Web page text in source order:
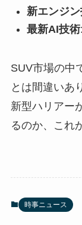
新エンジ
最新AI技術
SUV市場の中
とは間違いあ
新型ハリアー
るのか、これ
時事ニュース